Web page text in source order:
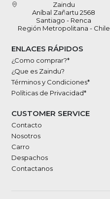
Zaindu
Aníbal Zañartu 2568
Santiago - Renca
Región Metropolitana - Chile
ENLACES RÁPIDOS
¿Como comprar?*
¿Que es Zaindu?
Términos y Condiciones*
Políticas de Privacidad*
CUSTOMER SERVICE
Contacto
Nosotros
Carro
Despachos
Contactanos